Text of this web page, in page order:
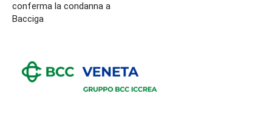
conferma la condanna a
Bacciga